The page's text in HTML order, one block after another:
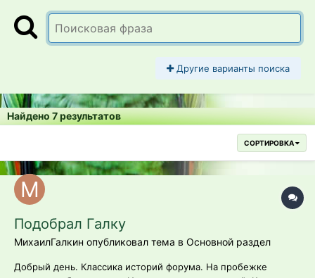
Другие варианты поиска
Найдено 7 результатов
СОРТИРОВКА
Подобрал Галку
МихаилГалкин опубликовал тема в Основной раздел
Добрый день. Классика историй форума. На пробежке